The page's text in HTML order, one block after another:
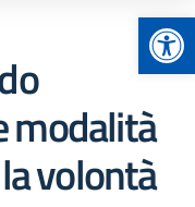
modalità
volontà